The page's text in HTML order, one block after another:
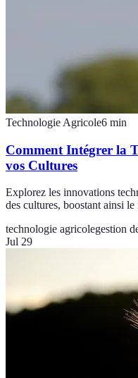
Technologie Agricole6 min
Comment Intégrer la
vos Cultures
Explorez les innovations
des cultures, boostant ainsi
technologie agricolegestion
Jul 29